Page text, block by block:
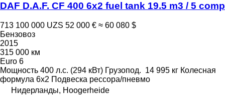
DAF D.A.F. CF 400 6x2 fuel tank 19.5 m3 / 5 comp
713 100 000 UZS 52 000 € ≈ 60 080 $
Бензовоз
2015
315 000 км
Euro 6
Мощность 400 л.с. (294 кВт) Грузопод. 14 995 кг Колесная
формула 6x2 Подвеска рессора/пневмо
Нидерланды, Hoogerheide